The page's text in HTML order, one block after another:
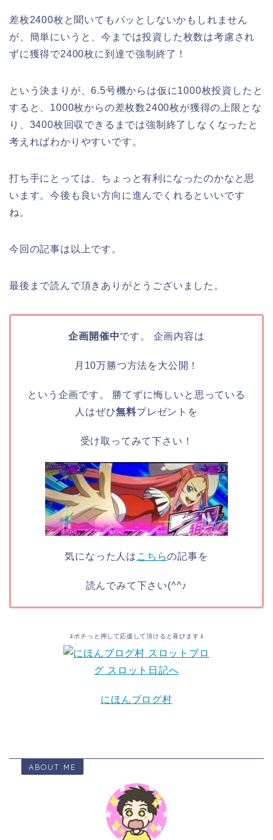
差枚2400枚と聞いてもパッとしないかもしれません
が、簡単にいうと、今までは投資した枚数は考慮され
ずに獲得で2400枚に到達で強制終了！
という決まりが、6.5号機からは仮に1000枚投資したと
すると、1000枚からの差枚数2400枚が獲得の上限とな
り、3400枚回収できるまでは強制終了しなくなったと
考えればわかりやすいです。
打ち手にとっては、ちょっと有利になったのかなと思
います。今後も良い方向に進んでくれるといいです
ね。
今回の記事は以上です。
最後まで読んで頂きありがとうございました。
企画開催中です。 企画内容は
月10万勝つ方法を大公開！
という企画です。 勝てずに悔しいと思っている
人はぜひ無料プレゼントを
受け取ってみて下さい！
気になった人は こちらの記事を
読んでみて下さい(^^♪
⇓ポチっと押して応援して頂けると喜びます⇓
にほんブログ村
ABOUT ME